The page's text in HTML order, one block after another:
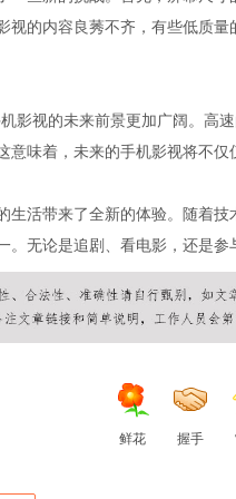
视的内容良莠不齐，有些低质
影视的未来前景更加广阔。高
意味着，未来的手机影视将不
生活带来了全新的体验。随着
。无论是追剧、看电影，还是
鲜花 握手